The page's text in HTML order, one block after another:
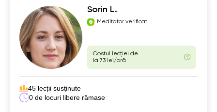
Sorin L.
Meditator verificat
Costul lecției de
la 73 lei/oră
45 lecții susținute
0 de locuri libere rămase